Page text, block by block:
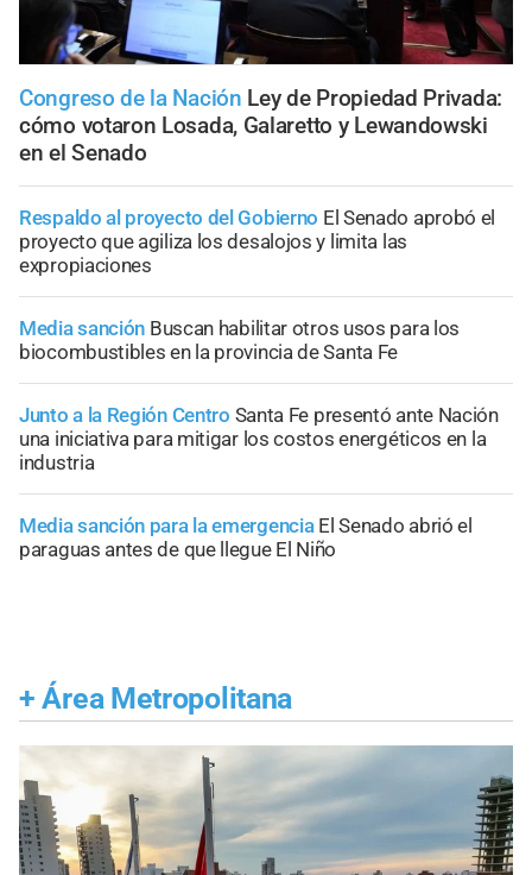
Congreso de la Nación Ley de Propiedad Privada:
cómo votaron Losada, Galaretto y Lewandowski
en el Senado
Respaldo al proyecto del Gobierno El Senado aprobó el
proyecto que agiliza los desalojos y limita las
expropiaciones
Media sanción Buscan habilitar otros usos para los
biocombustibles en la provincia de Santa Fe
Junto a la Región Centro Santa Fe presentó ante Nación
una iniciativa para mitigar los costos energéticos en la
industria
Media sanción para la emergencia El Senado abrió el
paraguas antes de que llegue El Niño
+ Área Metropolitana